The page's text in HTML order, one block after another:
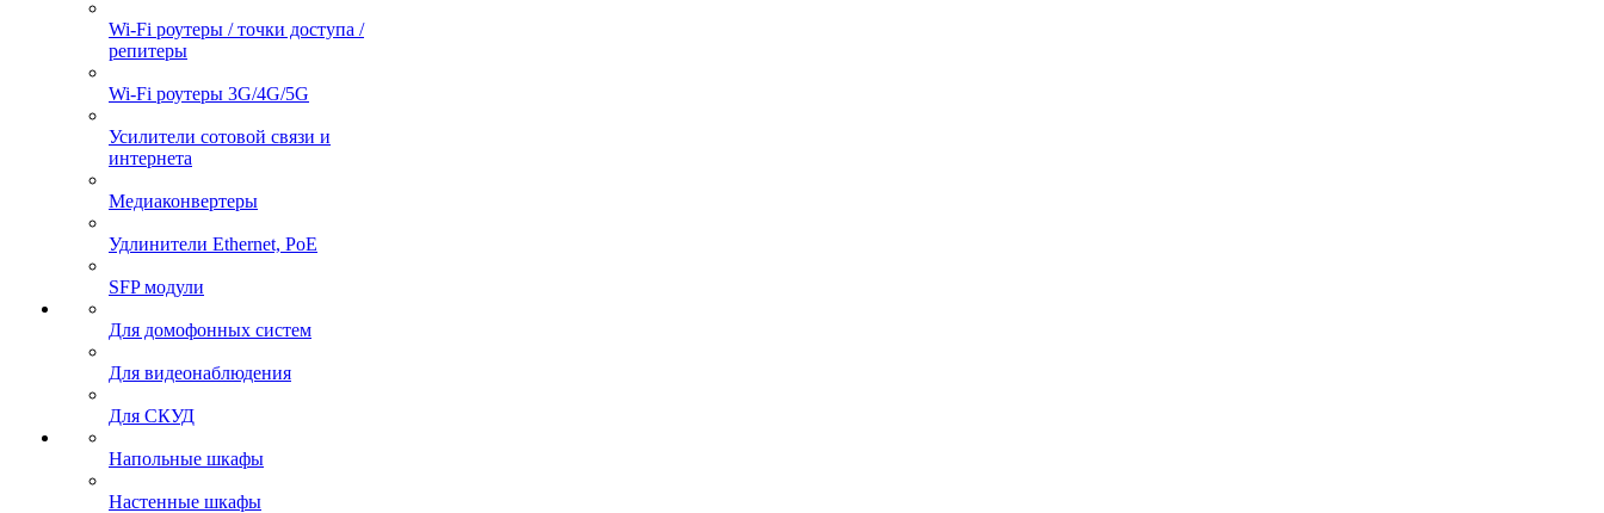
Wi-Fi роутеры / точки доступа /
репитеры
Wi-Fi роутеры 3G/4G/5G
Усилители сотовой связи и
интернета
Медиаконвертеры
Удлинители Ethernet, PoE
SFP модули
Для домофонных систем
Для видеонаблюдения
Для СКУД
Напольные шкафы
Настенные шкафы